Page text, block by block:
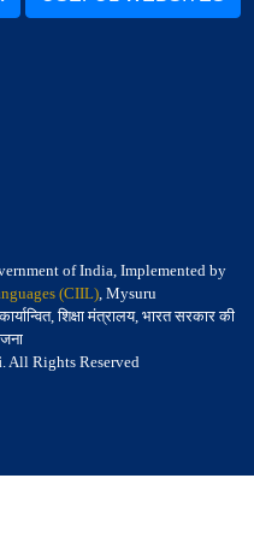
of India, Implemented by
(CIIL), Mysuru
शिक्षा मंत्रालय, भारत सरकार की
. All Rights Reserved